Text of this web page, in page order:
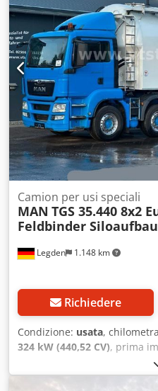
Legden 1.148 km
Camion per usi speciali
MAN TGS 35.440 8x2
Feldbinder Siloaufbau
Richiedere
Condizione: usata,
324 kW (440,52 CV), prima
, peso
configurazione degli assi:3